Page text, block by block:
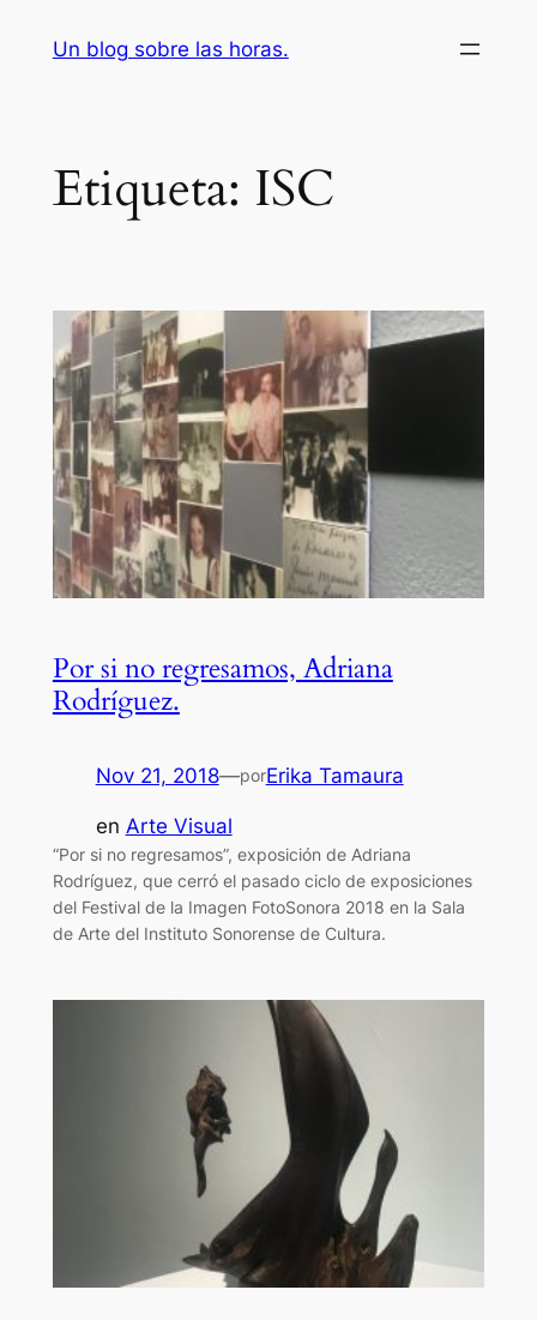
Un blog sobre las horas.
Etiqueta: ISC
Por si no regresamos, Adriana
Rodríguez.
Nov 21, 2018—porErika Tamaura
en Arte Visual
“Por si no regresamos”, exposición de Adriana
Rodríguez, que cerró el pasado ciclo de exposiciones
del Festival de la Imagen FotoSonora 2018 en la Sala
de Arte del Instituto Sonorense de Cultura.